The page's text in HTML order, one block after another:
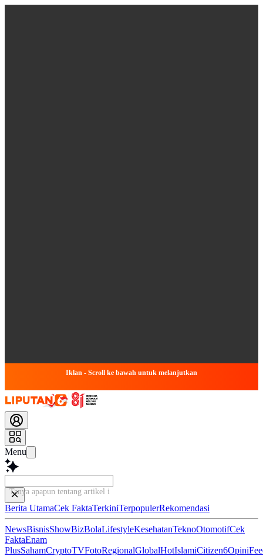
Iklan - Scroll ke bawah untuk melanjutkan
Menu
Tanya apapun tentang artikel ini...
Berita UtamaCek FaktaTerkiniTerpopulerRekomendasi
NewsBisnisShowBizBolaLifestyleKesehatanTeknoOtomotifCek
FaktaEnam
PlusSahamCryptoTVFotoRegionalGlobalHotIslamiCitizen6Opini